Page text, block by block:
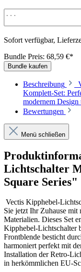
Sofort verfügbar,
Bundle Preis: 68,59 €*
Bundle kaufen
Beschreibung
Komplett-Set:
modernem
Bewertungen
Menü schließen
Lichtschalter
Square Series"
Vectis Kipphebel-
Sie jetzt Ihr Zuhause
Materialien. Dieses Set
Kipphebel-Lichtschalter
Frontblende besticht
harmoniert perfekt mit
Installation der Retro-
in herkömmlichen EU-